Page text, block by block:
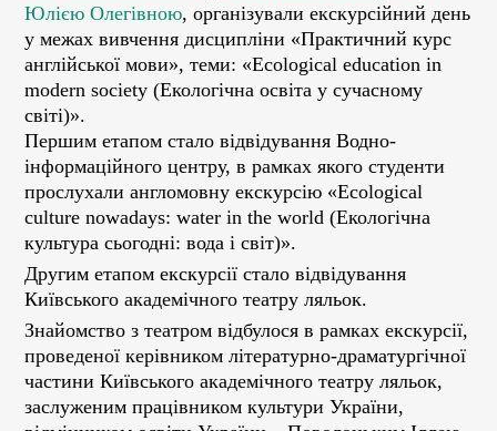
Юлією Олегівною, організували екскурсійний день
у межах вивчення дисципліни «Практичний курс
англійської мови», теми: «Ecological education in
modern society (Екологічна освіта у сучасному
світі)».
Першим етапом стало відвідування Водно-
інформаційного центру, в рамках якого студенти
прослухали англомовну екскурсію «Ecological
culture nowadays: water in the world (Екологічна
культура сьогодні: вода і світ)».
Другим етапом екскурсії стало відвідування
Київського академічного театру ляльок.
Знайомство з театром відбулося в рамках екскурсії,
проведеної керівником літературно-драматургічної
частини Київського академічного театру ляльок,
заслуженим працівником культури України,